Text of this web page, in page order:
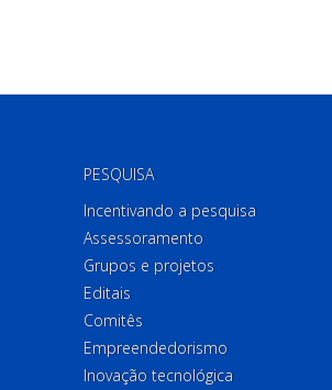
PESQUISA
Incentivando a pesquisa
Assessoramento
Grupos e projetos
Editais
Comitês
Empreendedorismo
Inovação tecnológica